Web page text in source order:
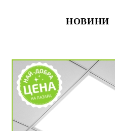
НОВИНИ